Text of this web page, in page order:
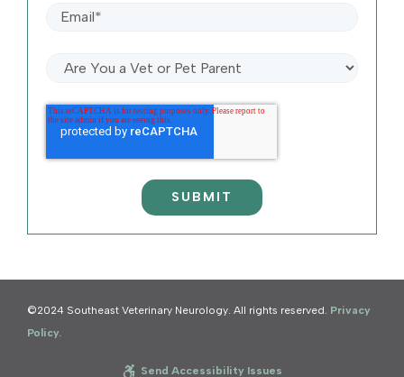
©2024 Southeast Veterinary Neurology. All rights reserved. Privacy
Policy.
Send Accessibility Issues